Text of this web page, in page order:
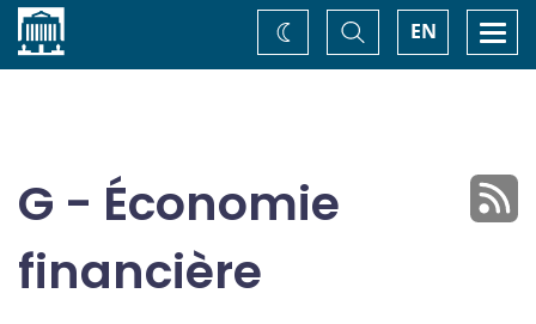
Accueil EN
Basculer
la
recherche
Changez
de
G - Économie
financière